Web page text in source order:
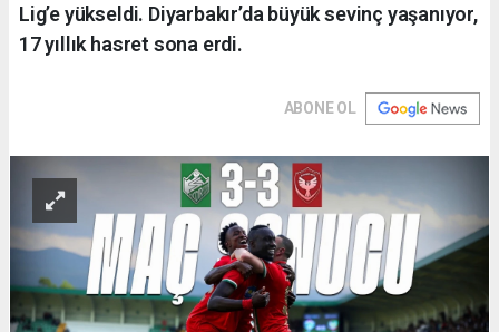
Lig’e yükseldi. Diyarbakır’da büyük sevinç yaşanıyor,
17 yıllık hasret sona erdi.
ABONE OL